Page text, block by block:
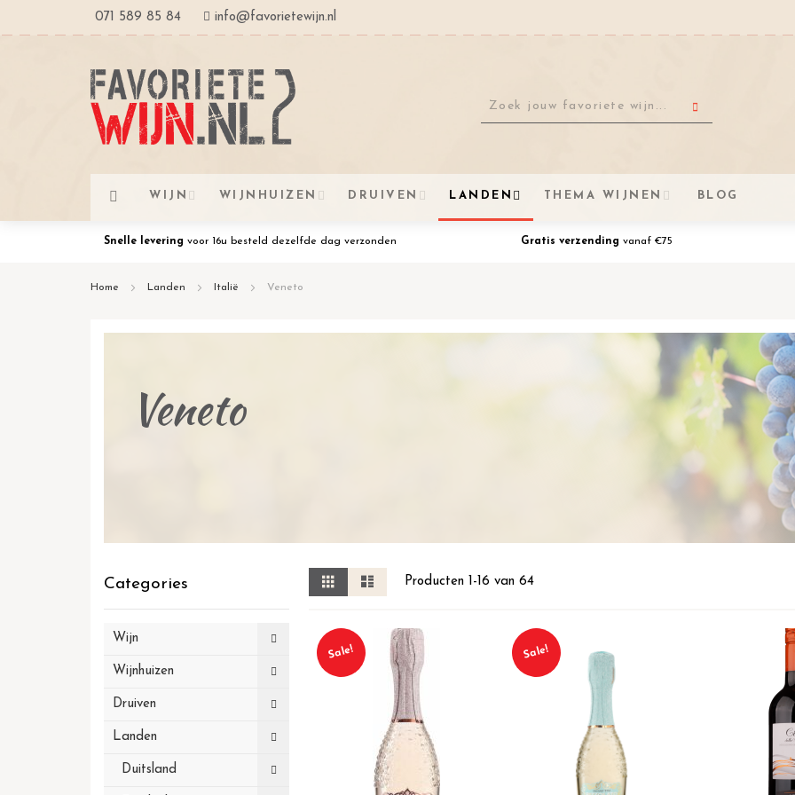
Ga
de
inhoud
071 589 85 84 info@favorietewijn.nl
WIJN WIJNHUIZEN DRUIVEN LANDEN THEMA WIJNEN BLOG
Snelle levering voor 16u besteld dezelfde dag verzonden Gratis verzending vanaf €75
Home Landen Italië Veneto
Veneto
Tonen
als
Foto-
tabel
Producten 1-16 van64
Sale! Sale!
Categories
Wijn
Wijnhuizen
Druiven
Landen
Duitsland